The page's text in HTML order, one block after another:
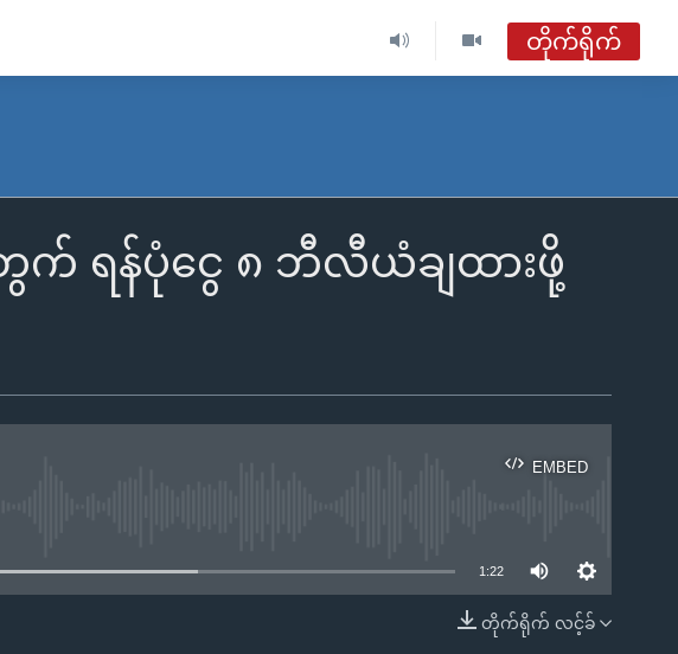
တိုက်ရိုက်
အစီအစဉ်များ
ရန်ပုံငွေ ၈ ဘီလီယံချထားဖို့
EMBED
EMBED
1:22
တိုက်ရိုက် လင့်ခ်